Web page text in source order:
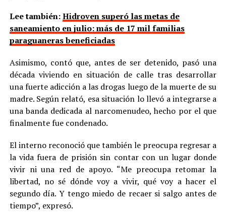
Lee también:Hidroven superó las metas de
saneamiento en julio: más de 17 mil familias
paraguaneras beneficiadas
Asimismo, contó que, antes de ser detenido, pasó una
década viviendo en situación de calle tras desarrollar
una fuerte adicción a las drogas luego de la muerte de su
madre. Según relató, esa situación lo llevó a integrarse a
una banda dedicada al narcomenudeo, hecho por el que
finalmente fue condenado.
El interno reconoció que también le preocupa regresar a
la vida fuera de prisión sin contar con un lugar donde
vivir ni una red de apoyo. “Me preocupa retomar la
libertad, no sé dónde voy a vivir, qué voy a hacer el
segundo día. Y tengo miedo de recaer si salgo antes de
tiempo”, expresó.